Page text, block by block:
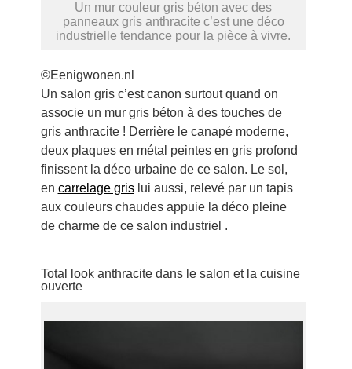
Un mur couleur gris béton avec des
panneaux gris anthracite c’est une déco
industrielle tendance pour la pièce à vivre.
©Eenigwonen.nl
Un salon gris c’est canon surtout quand on
associe un mur gris béton à des touches de
gris anthracite ! Derrière le canapé moderne,
deux plaques en métal peintes en gris profond
finissent la déco urbaine de ce salon. Le sol,
en carrelage grislui aussi, relevé par un tapis
aux couleurs chaudes appuie la déco pleine
de charme de ce salon industriel .
Total look anthracite dans le salon et la cuisine
ouverte